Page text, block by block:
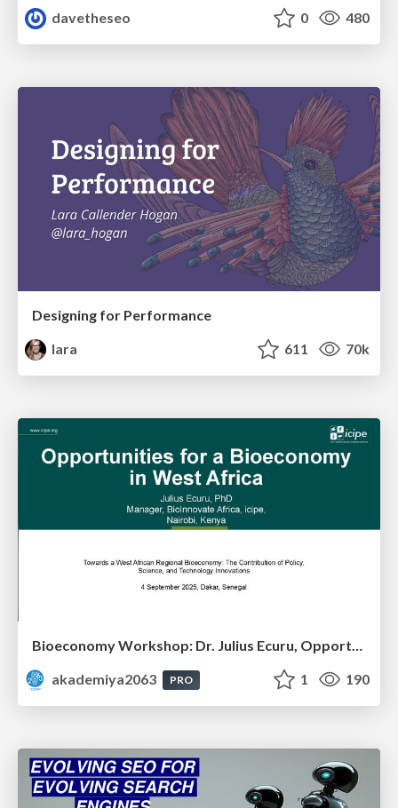
davetheseo
0 480
Designing for Performance
lara
611 70k
Bioeconomy Workshop: Dr. Julius Ecuru, Opportunities for a Bioeconomy in West Africa
akademiya2063
PRO 1 190